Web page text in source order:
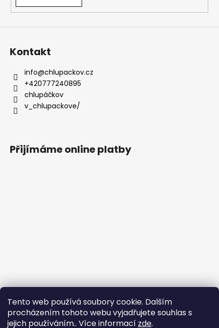
Tento web používá soubory cookie. Dalším
procházením tohoto webu vyjadřujete souhlas s
jejich používáním.. Více informací zde.
Kontakt
info@chlupackov.cz
+420777240895
chlupáčkov
v_chlupackove/
Přijímáme online platby